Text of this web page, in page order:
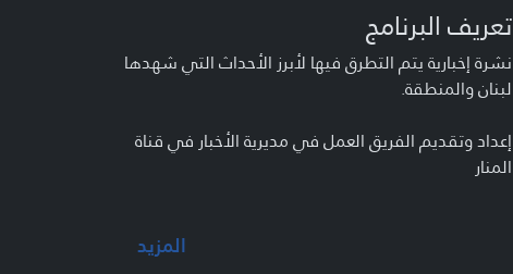
تعريف البرنامج
نشرة إخبارية يتم التطرق فيها لأبرز الأحداث التي شهدها
لبنان والمنطقة.
إعداد وتقديم الفريق العمل في مديرية الأخبار في قناة
المنار
المزيد